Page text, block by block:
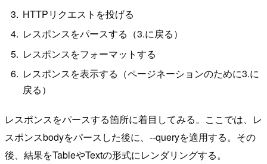
HTTPリクエストを投げる
レスポンスをパースする（3.に戻る）
レスポンスをフォーマットする
レスポンスを表示する（ページネーションのために3.に
戻る）
レスポンスをパースする箇所に着目してみる。ここでは、レ
スポンスbodyをパースした後に、--queryを適用する。その
後、結果をTableやTextの形式にレンダリングする。